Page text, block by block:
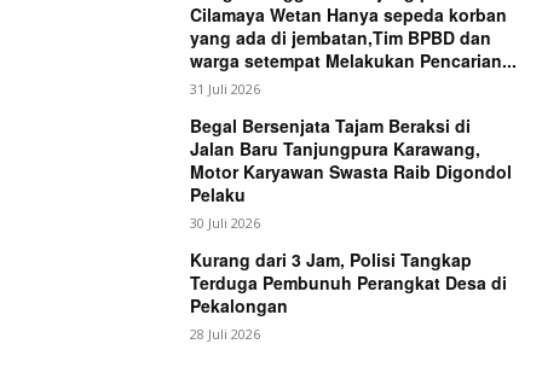
Cilamaya Wetan Hanya sepeda korban
yang ada di jembatan,Tim BPBD dan
warga setempat Melakukan Pencarian...
31 Juli 2026
Begal Bersenjata Tajam Beraksi di
Jalan Baru Tanjungpura Karawang,
Motor Karyawan Swasta Raib Digondol
Pelaku
30 Juli 2026
Kurang dari 3 Jam, Polisi Tangkap
Terduga Pembunuh Perangkat Desa di
Pekalongan
28 Juli 2026